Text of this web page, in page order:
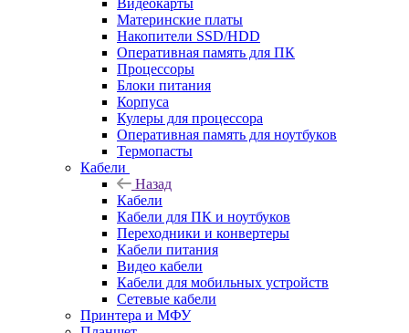
Видеокарты
Материнские платы
Накопители SSD/HDD
Оперативная память для ПК
Процессоры
Блоки питания
Корпуса
Кулеры для процессора
Оперативная память для ноутбуков
Термопасты
Кабели
Назад
Кабели
Кабели для ПК и ноутбуков
Переходники и конвертеры
Кабели питания
Видео кабели
Кабели для мобильных устройств
Сетевые кабели
Принтера и МФУ